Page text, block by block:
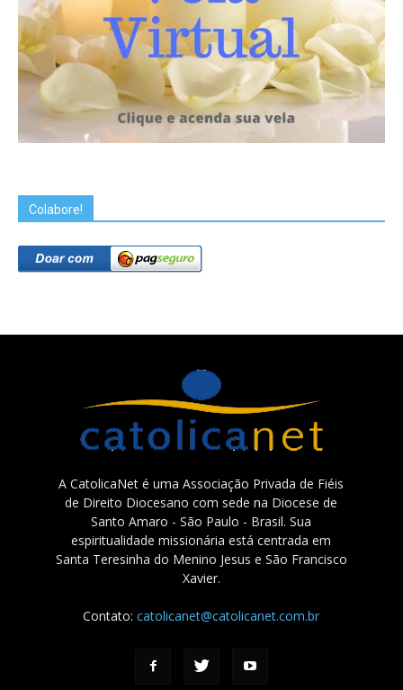
Colabore!
A CatolicaNet é uma Associação Privada de Fiéis
de Direito Diocesano com sede na Diocese de
Santo Amaro - São Paulo - Brasil. Sua
espiritualidade missionária está centrada em
Santa Teresinha do Menino Jesus e São Francisco
Xavier.
Contato:catolicanet@catolicanet.com.br